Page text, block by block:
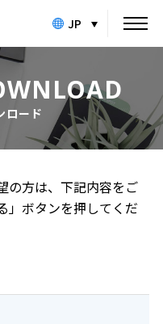
JP
ロード
の方は、下記内容をご
」ボタンを押してくだ